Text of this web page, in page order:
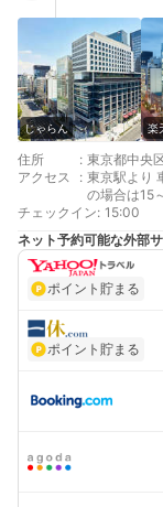
じゃらん 楽
住所 : 東京都中央
アクセス
: 東京駅より
の場合は15
最寄り駅１
最寄り駅２
最寄り駅３
補足 車／ホ
チェックイン: 15:00
ネット予約可能な外部
ポイント貯まる
ポイント貯まる